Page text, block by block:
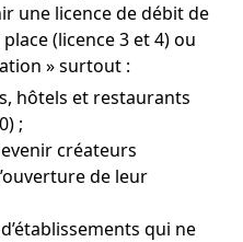
une licence de débit de
(licence 3 et 4) ou
» surtout :
hôtels et restaurants
;
créateurs
de leur
qui ne